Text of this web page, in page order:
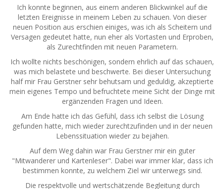
Ich konnte beginnen, aus einem anderen Blickwinkel auf die
letzten Ereignisse in meinem Leben zu schauen. Von dieser
neuen Position aus erschien einiges, was ich als Scheitern und
Versagen gedeutet hatte, nun eher als Vortasten und Erproben,
als Zurechtfinden mit neuen Parametern.
Ich wollte nichts beschönigen, sondern ehrlich auf das schauen,
was mich belastete und beschwerte. Bei dieser Untersuchung
half mir Frau Gerstner sehr behutsam und geduldig, akzeptierte
mein eigenes Tempo und befruchtete meine Sicht der Dinge mit
ergänzenden Fragen und Ideen.
Am Ende hatte ich das Gefühl, dass ich selbst die Lösung
gefunden hatte, mich wieder zurechtzufinden und in der neuen
Lebenssituation wieder zu bejahen.
Auf dem Weg dahin war Frau Gerstner mir ein guter
"Mitwanderer und Kartenleser". Dabei war immer klar, dass ich
bestimmen konnte, zu welchem Ziel wir unterwegs sind.
Die respektvolle und wertschätzende Begleitung durch